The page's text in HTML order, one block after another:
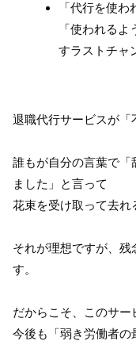
「代行を使
「使われる
すラストチャ
退職代行サービスが「
誰もが自分の言葉で「
ました」と言って
花束を受け取って去れ
それが理想ですが、
す。
だからこそ、このサー
今後も「弱き労働者の